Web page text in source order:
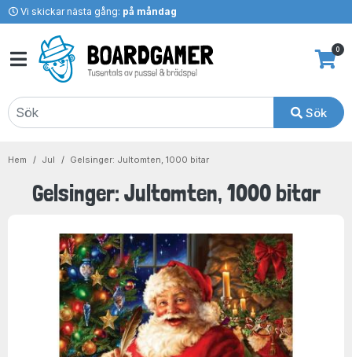
Vi skickar nästa gång: på måndag
Sök
0
Hem Jul Gelsinger: Jultomten, 1000 bitar
Gelsinger: Jultomten, 1000 bitar